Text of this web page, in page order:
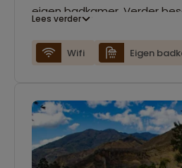
eigen badkamer. Verder
Lees verder
Wifi Eigen